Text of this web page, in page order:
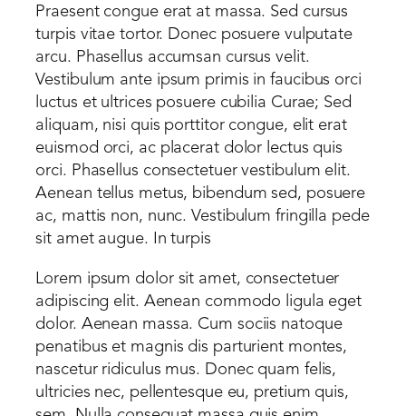
Praesent congue erat at massa. Sed cursus
turpis vitae tortor. Donec posuere vulputate
arcu. Phasellus accumsan cursus velit.
Vestibulum ante ipsum primis in faucibus orci
luctus et ultrices posuere cubilia Curae; Sed
aliquam, nisi quis porttitor congue, elit erat
euismod orci, ac placerat dolor lectus quis
orci. Phasellus consectetuer vestibulum elit.
Aenean tellus metus, bibendum sed, posuere
ac, mattis non, nunc. Vestibulum fringilla pede
sit amet augue. In turpis
Lorem ipsum dolor sit amet, consectetuer
adipiscing elit. Aenean commodo ligula eget
dolor. Aenean massa. Cum sociis natoque
penatibus et magnis dis parturient montes,
nascetur ridiculus mus. Donec quam felis,
ultricies nec, pellentesque eu, pretium quis,